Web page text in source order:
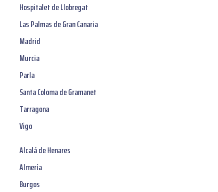
Hospitalet de Llobregat
Las Palmas de Gran Canaria
Madrid
Murcia
Parla
Santa Coloma de Gramanet
Tarragona
Vigo
Alcalá de Henares
Almería
Burgos